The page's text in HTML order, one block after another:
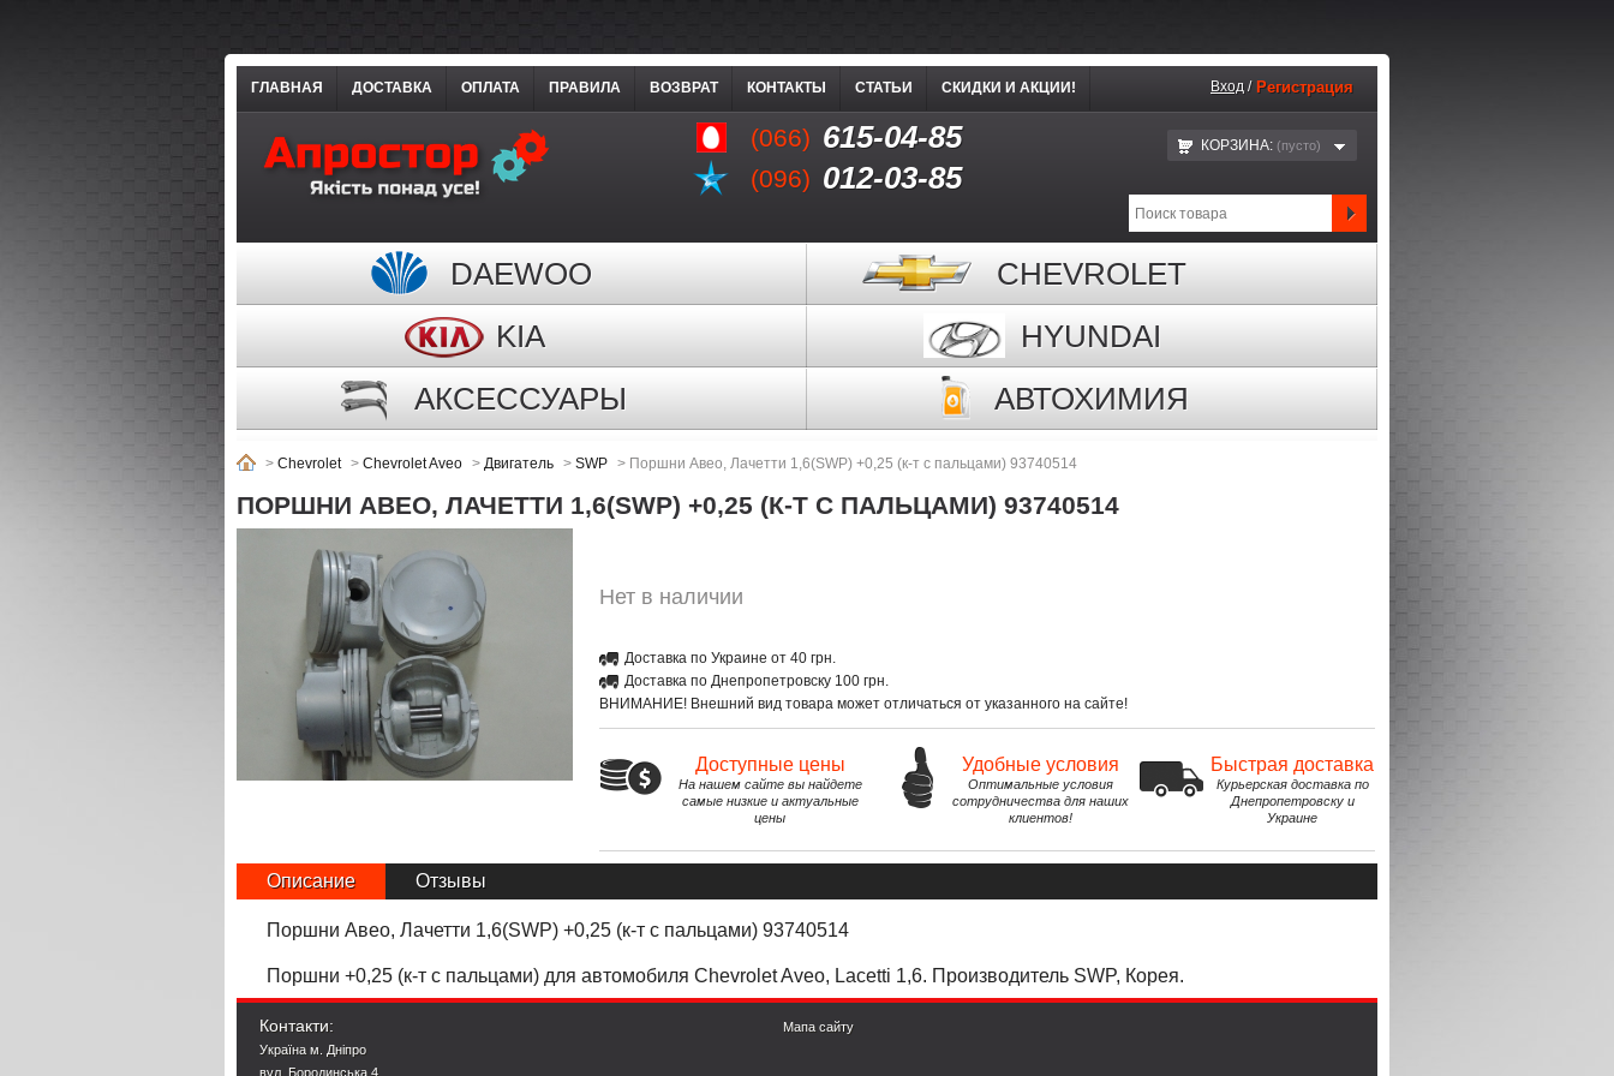
(066) 615-04-85
(096) 012-03-85
ГЛАВНАЯ ДОСТАВКА ОПЛАТА ПРАВИЛА ВОЗВРАТ КОНТАКТЫ СТАТЬИ СКИДКИ И АКЦИИ! Вход / Регистрация
КОРЗИНА: (пустo)
DAEWOO
CHEVROLET
KIA
HYUNDAI
АКСЕССУАРЫ
АВТОХИМИЯ
> Chevrolet > Chevrolet Aveo > Двигатель > SWP > Поршни Авео, Лачетти 1,6(SWP) +0,25 (к-т с пальцами) 93740514
ПОРШНИ АВЕО, ЛАЧЕТТИ 1,6(SWP) +0,25 (К-Т С ПАЛЬЦАМИ) 93740514
Нет в наличии
Доставка по Украине от 40 грн.
Доставка по Днепропетровску 100 грн.
ВНИМАНИЕ! Внешний вид товара может отличаться от указанного на сайте!
Доступные цены
На нашем сайте вы найдете
самые низкие и актуальные
цены
Удобные условия
Оптимальные условия
сотрудничества для наших
клиентов!
Быстрая доставка
Курьерская доставка по
Днепропетровску и
Украине
Описание Отзывы
Поршни Авео, Лачетти 1,6(SWP) +0,25 (к-т с пальцами) 93740514
Поршни +0,25 (к-т с пальцами) для автомобиля ChevroletAveo, Lacetti 1,6. Производитель SWP, Корея.
Контакти:
Україна м. Дніпро
вул. Бородинська 4
Мапа сайту